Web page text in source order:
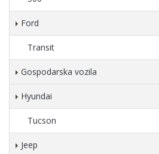
Ford
Transit
Gospodarska vozila
Hyundai
Tucson
Jeep